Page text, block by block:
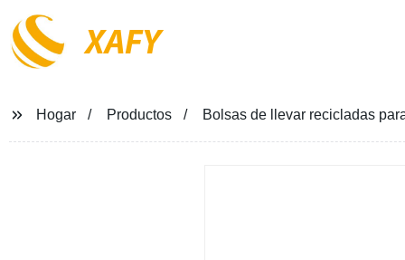
XAFY
Hogar Productos Bolsas de llevar recicladas